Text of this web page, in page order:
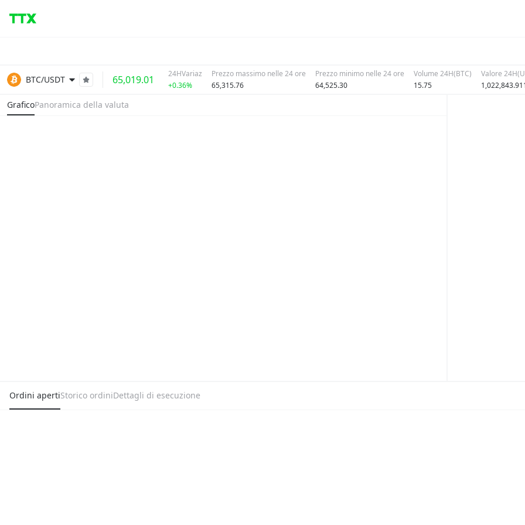
BTC/USDT 65,019.01
24HVariaz
+0.36%
Prezzo massimo nelle 24 ore
65,315.76
Prezzo minimo nelle 24 ore
64,525.30
Volume 24H(BTC)
15.75
Valore
GraficoPanoramica della valuta
Ordini apertiStorico ordiniDettagli di esecuzione